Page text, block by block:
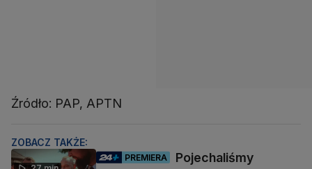
Źródło: PAP, APTN
ZOBACZ TAKŻE:
PREMIERA
Pojechaliśmy